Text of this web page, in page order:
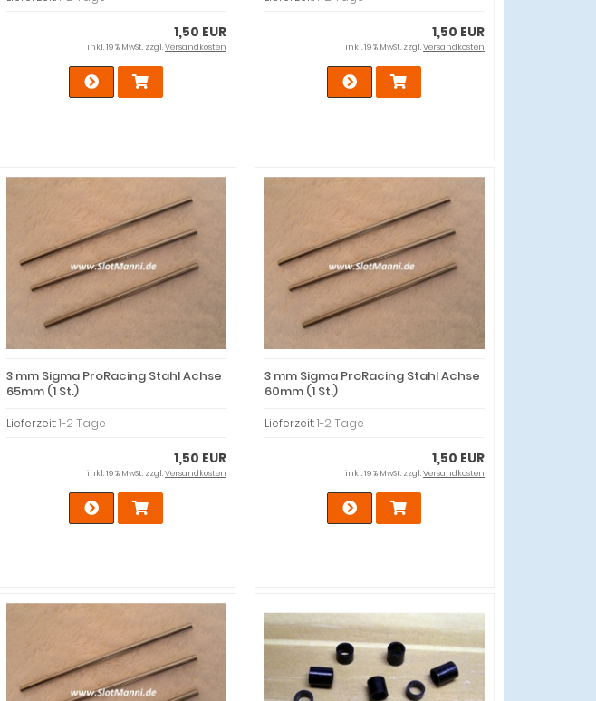
1,50 EUR
inkl. 19 % MwSt. zzgl.Versandkosten
1,50 EUR
inkl. 19 % MwSt. zzgl.Versandkosten
3 mm Sigma ProRacing Stahl Achse
65mm (1 St.)
Lieferzeit:1-2 Tage
1,50 EUR
inkl. 19 % MwSt. zzgl.Versandkosten
3 mm Sigma ProRacing Stahl Achse
60mm (1 St.)
Lieferzeit:1-2 Tage
1,50 EUR
inkl. 19 % MwSt. zzgl.Versandkosten